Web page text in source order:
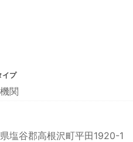
イプ
関
塩谷郡高根沢町平田1920-1